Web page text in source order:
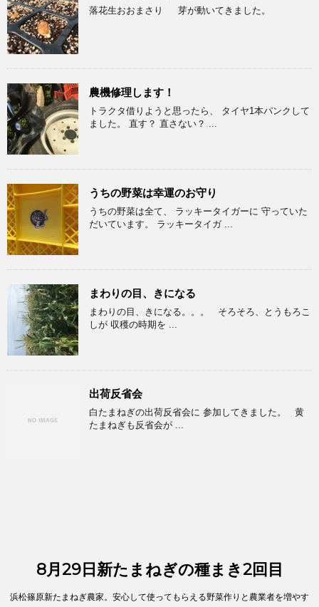
落花生おおまさり 芽が動いてきました。
農機修理します！
トラクタ借りようと思ったら、 タイヤ1本パンクして
ました。 直す？ 直さない？ ...
うちの野菜は幸運のお守り
うちの野菜は全て、 ラッキータイガーに 守っていた
だいています。 ラッキータイガ ...
まわりの目、きになる
まわりの目、きになる。。。 そろそろ、とうもろこ
しが 収穫の時期を ...
出荷反省会
白たまねぎの出荷反省会に 参加してきました。 黄
たまねぎも反省会が ...
8月29日新たまねぎの種まき2回目
浜松篠原新たまねぎ農家。安心して使ってもらえる野菜作りと農業者を増やす